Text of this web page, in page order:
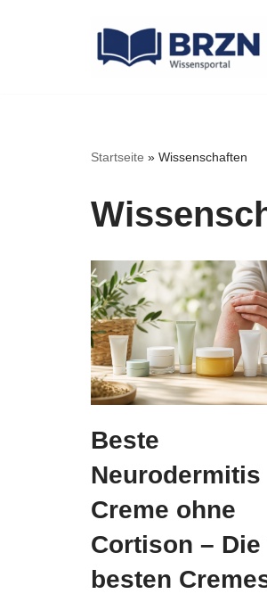
Startseite » Wissenschaften
Beste
Neurodermitis
Creme ohne
Cortison – Die
besten